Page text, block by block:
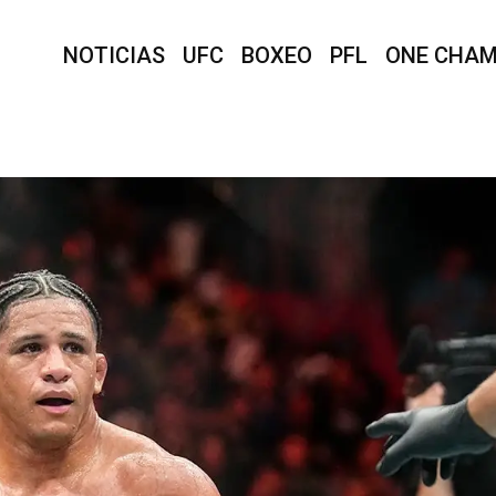
NOTICIAS UFC BOXEO PFL ONE